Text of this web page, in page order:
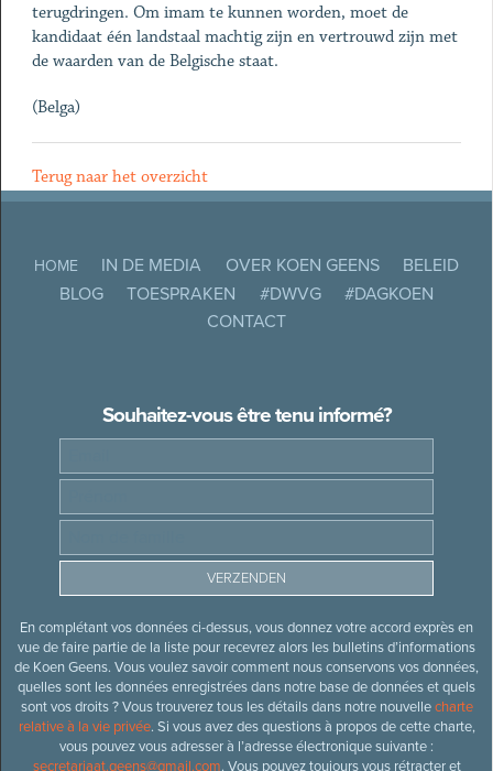
terugdringen. Om imam te kunnen worden, moet de
kandidaat één landstaal machtig zijn en vertrouwd zijn met
de waarden van de Belgische staat.
(Belga)
Terug naar het overzicht
HOME IN DE MEDIA OVER KOEN GEENS
BELEID
BLOG
TOESPRAKEN #DWVG
#DAGKOEN
CONTACT
Souhaitez-vous être tenu informé?
En complétant vos données ci-dessus, vous donnez votre accord exprès en
vue de faire partie de la liste pour recevrez alors les bulletins d’informations
de Koen Geens. Vous voulez savoir comment nous conservons vos données,
quelles sont les données enregistrées dans notre base de données et quels
sont vos droits ? Vous trouverez tous les détails dans notre nouvellecharte
relative à la vie privée. Si vous avez des questions à propos de cette charte,
vous pouvez vous adresser à l’adresse électronique suivante :
secretariaat.geens@gmail.com. Vous pouvez toujours vous rétracter et